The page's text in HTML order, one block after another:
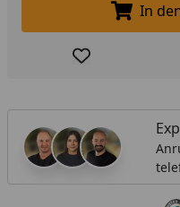
In
Produkt zur